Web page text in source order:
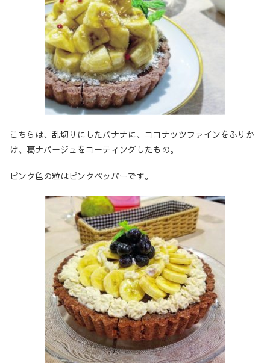
こちらは、乱切りにしたバナナに、ココナッツファインをふりか
け、葛ナパージュをコーティングしたもの。
ピンク色の粒はピンクペッパーです。